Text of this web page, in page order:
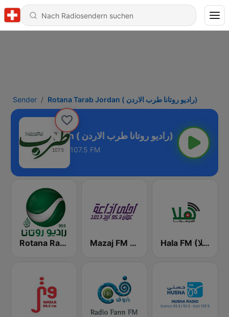
Sender Rotana Tarab Jordan ( راديو روتانا طرب الاردن)
Rotana Tarab Jordan ( راديو روتانا طرب الاردن)
107.5 FM
Rotana Radio (راديو روتانا) Mazaj FM (مزاج إف إم) Hala FM (راديو هلا)